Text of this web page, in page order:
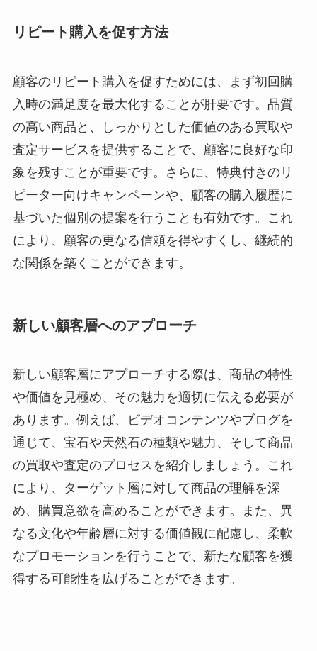
リピート購入を促す方法
顧客のリピート購入を促すためには、まず初回購
入時の満足度を最大化することが肝要です。品質
の高い商品と、しっかりとした価値のある買取や
査定サービスを提供することで、顧客に良好な印
象を残すことが重要です。さらに、特典付きのリ
ピーター向けキャンペーンや、顧客の購入履歴に
基づいた個別の提案を行うことも有効です。これ
により、顧客の更なる信頼を得やすくし、継続的
な関係を築くことができます。
新しい顧客層へのアプローチ
新しい顧客層にアプローチする際は、商品の特性
や価値を見極め、その魅力を適切に伝える必要が
あります。例えば、ビデオコンテンツやブログを
通じて、宝石や天然石の種類や魅力、そして商品
の買取や査定のプロセスを紹介しましょう。これ
により、ターゲット層に対して商品の理解を深
め、購買意欲を高めることができます。また、異
なる文化や年齢層に対する価値観に配慮し、柔軟
なプロモーションを行うことで、新たな顧客を獲
得する可能性を広げることができます。